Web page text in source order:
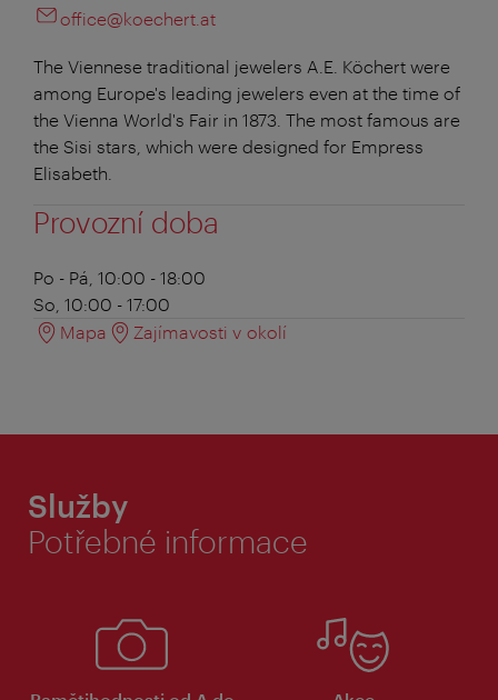
office@koechert.at
The Viennese traditional jewelers A.E. Köchert were
among Europe's leading jewelers even at the time of
the Vienna World's Fair in 1873. The most famous are
the Sisi stars, which were designed for Empress
Elisabeth.
Provozní doba
Po - Pá, 10:00 - 18:00
So, 10:00 - 17:00
Mapa
Zajímavosti v okolí
Služby
Potřebné informace